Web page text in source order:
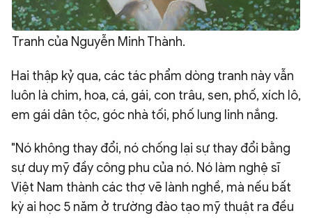
Tranh của Nguyễn Minh Thành.
Hai thập kỷ qua, các tác phẩm dòng tranh này vẫn
luôn là chim, hoa, cá, gái, con trâu, sen, phố, xích lô,
em gái dân tộc, góc nhà tối, phố lung linh nắng.
"Nó không thay đổi, nó chống lại sự thay đổi bằng
sự duy mỹ đầy công phu của nó. Nó làm nghệ sĩ
Việt Nam thành các thợ vẽ lành nghề, mà nếu bất
kỳ ai học 5 năm ở trường đào tạo mỹ thuật ra đều